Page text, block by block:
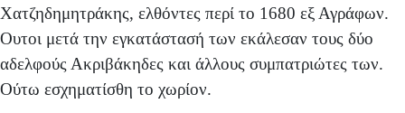
Χατζηδημητράκης, ελθόντες περί το 1680 εξ Αγράφων.
Ουτοι μετά την εγκατάστασή των εκάλεσαν τους δύο
αδελφούς Ακριβάκηδες και άλλους συμπατριώτες των.
Ούτω εσχηματίσθη το χωρίον.